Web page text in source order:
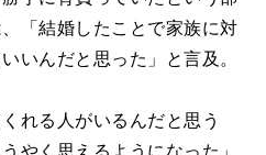
「結婚したことで家族に対
いんだと思った」と言及。
れる人がいるんだと思う